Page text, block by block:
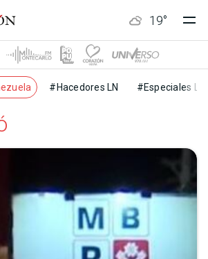
19°
#Hacedores LN #Especiales LN